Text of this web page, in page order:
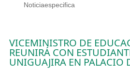
Noticiaespecifica
VICEMINISTRO DE
REUNIRÁ CON
UNIGUAJIRA EN PALACIO